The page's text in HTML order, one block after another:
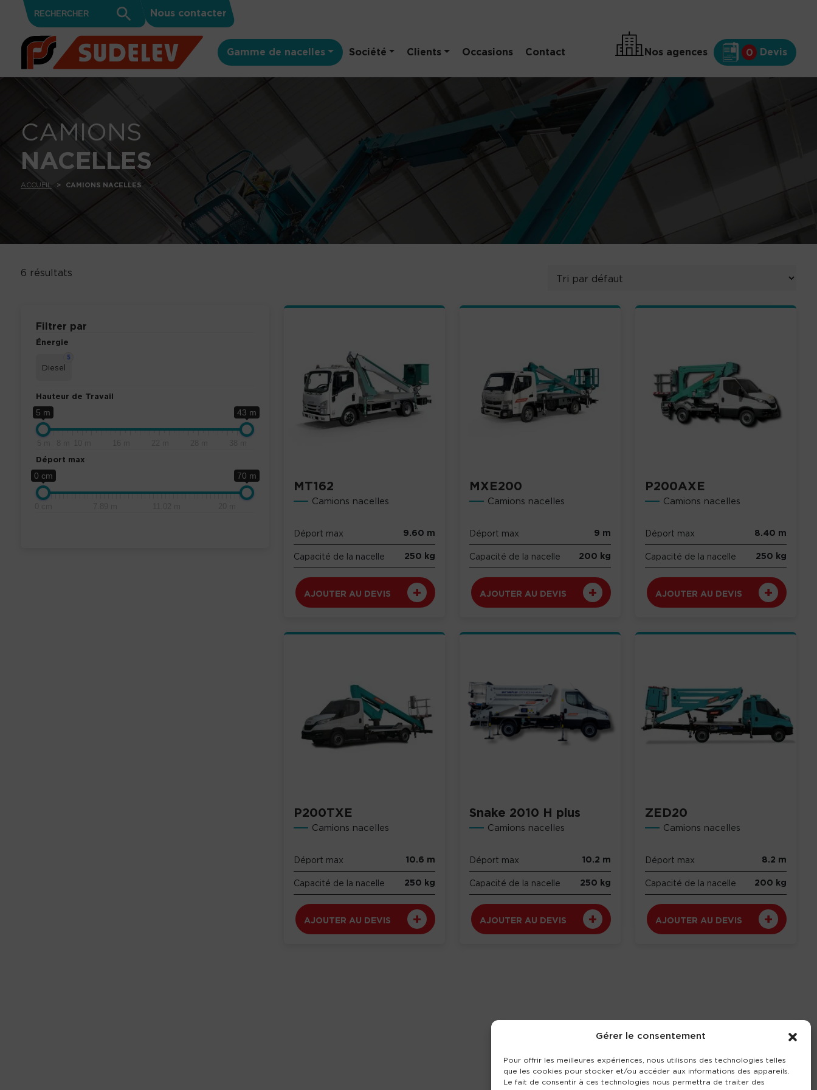
Gérer le consentement
Pour offrir les meilleures expériences, nous utilisons des technologies telles
que les cookies pour stocker et/ou accéder aux informations des appareils.
Le fait de consentir à ces technologies nous permettra de traiter des
Skip to content
Search
for:
Search Nous contacter
Gamme de nacelles Société Clients Occasions Contact Nos agences 0 Devis
CAMIONS
NACELLES
ACCUEIL CAMIONS NACELLES
6 résultats
Filtrer par
Énergie
5
Diesel
Hauteur de Travail
5 m 43 m
Déport max
0 cm 70 m
MT162
Camions nacelles
Déport max 9.60 m
Capacité de la nacelle 250 kg
AJOUTER AU DEVIS
MXE200
Camions nacelles
Déport max 9 m
Capacité de la nacelle 200 kg
AJOUTER AU DEVIS
P200AXE
Camions nacelles
Déport max 8.40 m
Capacité de la nacelle 250 kg
AJOUTER AU DEVIS
P200TXE
Camions nacelles
Déport max 10.6 m
Capacité de la nacelle 250 kg
AJOUTER AU DEVIS
Snake 2010 H plus
Camions nacelles
Déport max 10.2 m
Capacité de la nacelle 250 kg
AJOUTER AU DEVIS
ZED20
Camions nacelles
Déport max 8.2 m
Capacité de la nacelle 200 kg
AJOUTER AU DEVIS